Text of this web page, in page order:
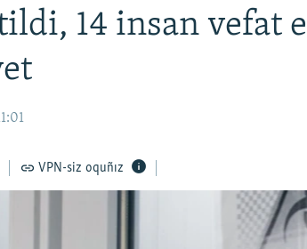
14 insan vefat
VPN-siz oquñız